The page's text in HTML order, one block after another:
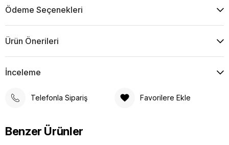
Ödeme Seçenekleri
Ürün Önerileri
İnceleme
Telefonla Sipariş Favorilere Ekle
Benzer Ürünler